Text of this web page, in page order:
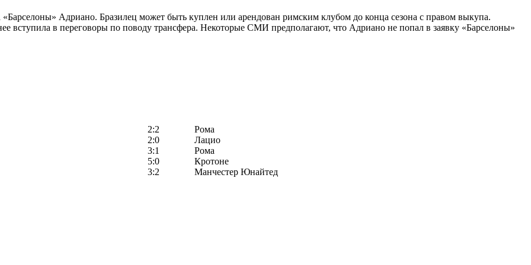
Адриано. Бразилец может быть куплен или арендован римским клубом до конца сезона с правом выкупа.
вступила в переговоры по поводу трансфера. Некоторые СМИ предполагают, что Адриано не попал в заявку «Барселоны»
2:2
Рома
2:0
Лацио
3:1
Рома
5:0
Кротоне
3:2
Манчестер Юнайтед